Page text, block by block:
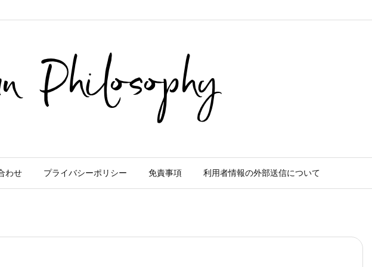
わせ プライバシーポリシー 免責事項 利用者情報の外部送信について